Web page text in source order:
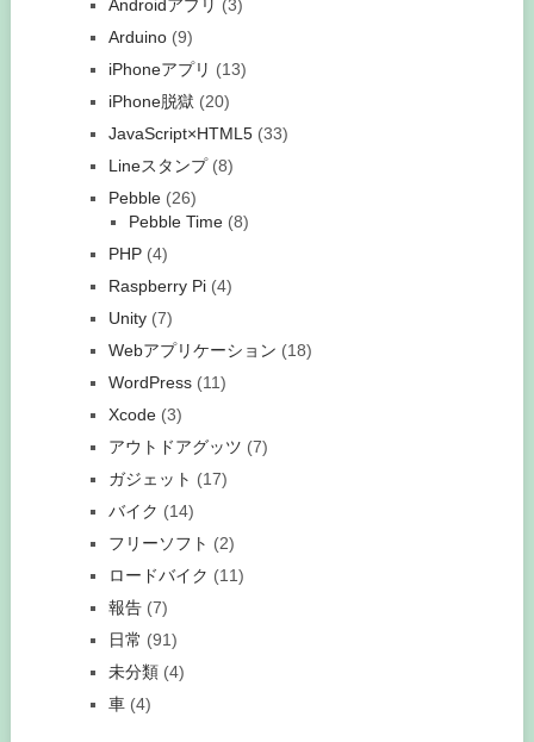
Androidアプリ (3)
Arduino(9)
iPhoneアプリ (13)
iPhone脱獄 (20)
JavaScript×HTML5(33)
Lineスタンプ(8)
Pebble(26)
Pebble Time(8)
PHP(4)
Raspberry Pi(4)
Unity(7)
Webアプリケーション (18)
WordPress(11)
Xcode(3)
アウトドアグッツ (7)
ガジェット (17)
バイク (14)
フリーソフト (2)
ロードバイク (11)
報告(7)
日常 (91)
未分類(4)
車(4)